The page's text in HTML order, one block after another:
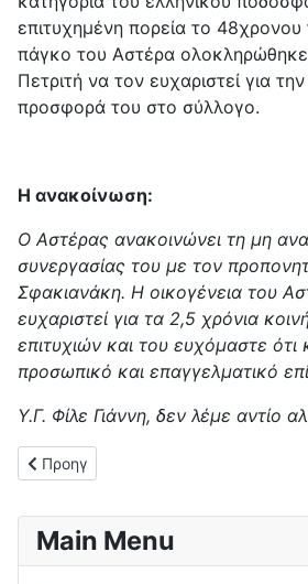
επιτυχημένη πορεία το 48χρονου
πάγκο του Αστέρα
Πετριτή να τον ευχαριστεί για
προσφορά του στο σύλλογο.
Η ανακοίνωση:
Ο Αστέρας ανακοινώνει τη μη
συνεργασίας του με τον
Σφακιανάκη. Η οικογένεια του
ευχαριστεί για τα 2,5 χρόνια
επιτυχιών και του ευχόμαστε ότι
προσωπικό και επαγγελματικό
Υ.Γ. Φίλε Γιάννη, δεν λέμε αντίο
Προηγούμενο άρθρο: Επέστρεψε
Προηγ
Main Menu